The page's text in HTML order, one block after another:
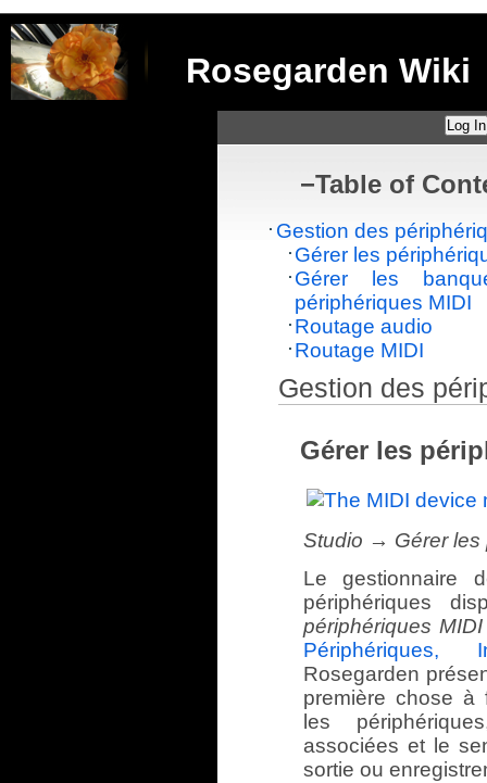
Rosegarden Wiki
Log In
−Table of
Gestion des
Gérer les
Gérer les
périphériques MIDI
Routage audio
Routage MIDI
Gestion des
Gérer les
Studio → Gérer les
Le gestionnaire
périphériques
périphériques MIDI
Périphériques,
Rosegarden
première chose à
les
associées et le
sortie ou